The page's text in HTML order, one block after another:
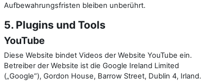
Aufbewahrungsfristen bleiben unberührt.
5. Plugins und Tools
YouTube
Diese Website bindet Videos der Website YouTube ein.
Betreiber der Website ist die Google Ireland Limited
(„Google“), Gordon House, Barrow Street, Dublin 4, Irland.